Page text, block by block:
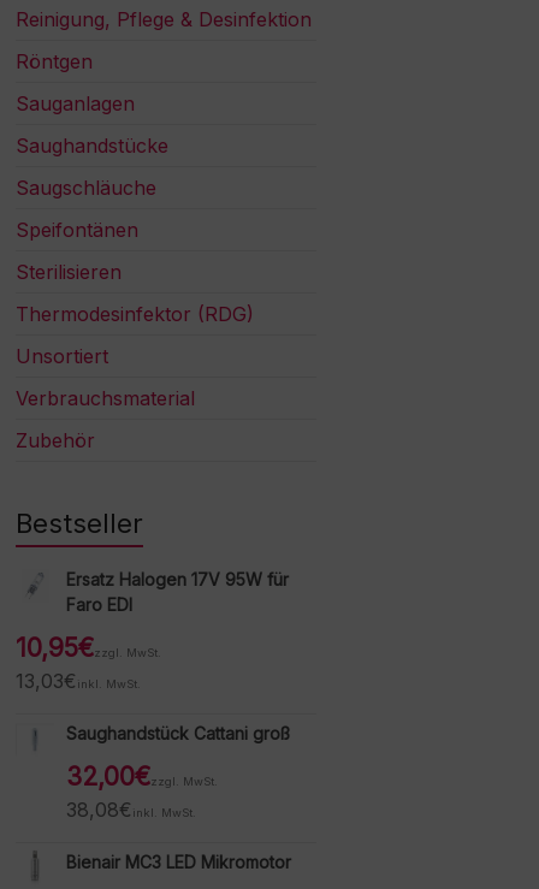
Reinigung, Pflege & Desinfektion
Röntgen
Sauganlagen
Saughandstücke
Saugschläuche
Speifontänen
Sterilisieren
Thermodesinfektor (RDG)
Unsortiert
Verbrauchsmaterial
Zubehör
Bestseller
Ersatz Halogen 17V 95W für
Faro EDI
10,95€zzgl. MwSt.
13,03€ inkl. MwSt.
Saughandstück Cattani groß
32,00€zzgl. MwSt.
38,08€ inkl. MwSt.
Bienair MC3 LED Mikromotor